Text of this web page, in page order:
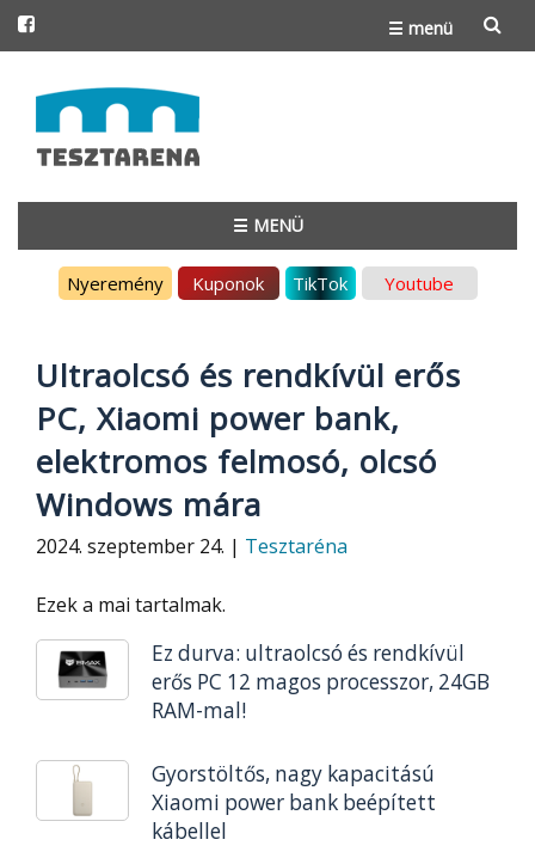
☰ menü
to
content
☰ MENÜ
Nyeremény Kuponok TikTok Youtube
Ultraolcsó és rendkívül erős
PC, Xiaomi power bank,
elektromos felmosó, olcsó
Windows mára
2024. szeptember 24. | Tesztaréna
Ezek a mai tartalmak.
Ez durva: ultraolcsó és rendkívül
erős PC 12 magos processzor, 24GB
RAM-mal!
Gyorstöltős, nagy kapacitású
Xiaomi power bank beépített
kábellel